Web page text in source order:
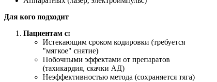
Для кого подходит
Пациентам с:
Истекающим сроком кодировки (требуется
"мягкое" снятие)
Побочными эффектами от препаратов
(тахикардия, скачки АД)
Неэффективностью метода (сохраняется тяга)